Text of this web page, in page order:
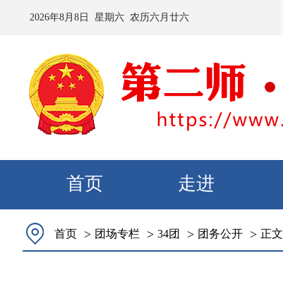
2026年8月 8 日 星期六 农历六月廿六
首页 走进
首页 > 团场专栏 > 34团 > 团务公开 > 正文